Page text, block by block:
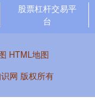
股票杠杆交易平
台
HTML地图
网 版权所有